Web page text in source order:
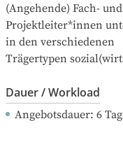
(Angehende) Fach-
Projektleiter*innen
in den verschiedenen
Trägertypen
Dauer / Workload
Angebotsdauer: 6